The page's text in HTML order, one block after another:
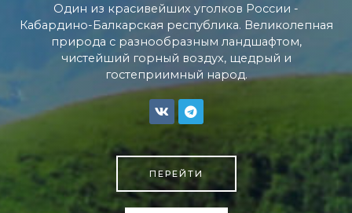
Один из красивейших уголков России -
Кабардино-Балкарская республика. Великолепная
природа с разнообразным ландшафтом,
чистейший горный воздух, щедрый и
гостеприимный народ.
ПЕРЕЙТИ